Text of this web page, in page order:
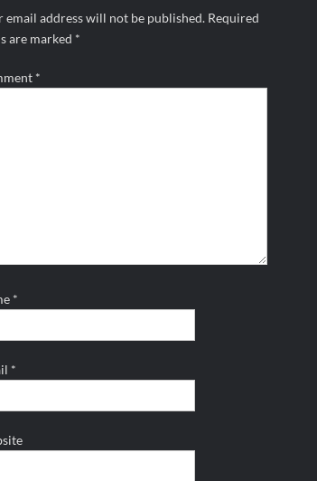
email address will not be published. Required
are marked *
*
*
*